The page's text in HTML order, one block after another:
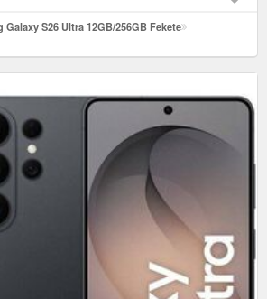
S26 Ultra 12GB/256GB Fekete